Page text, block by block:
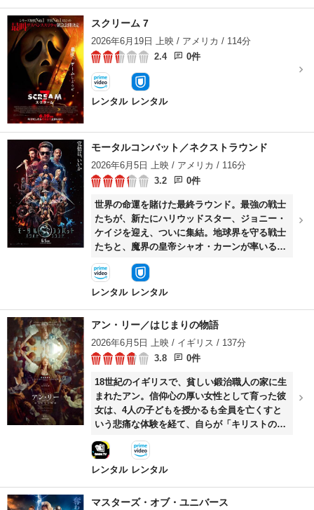
レムの攻撃により、クリプトが毒に侵されてし
まう。カーラは解毒剤を手に入れるべく、同じ
くクレムに家族を奪われた異星人の少女ルーシ
ーや凶暴な賞金稼ぎロボとともに、宇宙規模の
壮大な戦いに身を投じていく。
スクリーム 7
2026年6月19日 上映 / アメリカ / 114分
2.4
0件
レンタル レンタル
モータルコンバット／ネクストラウンド
2026年6月5日 上映 / アメリカ / 116分
3.2
0件
世界の命運を賭けた最終ラウンド。最強の戦士
たちが、新たにハリウッドスター、ジョニー・
ケイジを迎え、ついに集結。地球界を守る戦士
たちと、魔界の皇帝シャオ・カーンが率いる最
凶のファイターたち。二つの世界の命運を賭
け、両陣営の戦士たちが激突する究極の格闘大
会＜モータルコンバット＞。すべての戦士が揃
レンタル レンタル
アン・リー／はじまりの物語
2026年6月5日 上映 / イギリス / 137分
3.8
0件
18世紀のイギリスで、貧しい鍛治職人の家に生
まれたアン。信仰心の厚い女性として育った彼
女は、4人の子どもを授かるも全員を亡くすと
いう悲痛な体験を経て、自らが「キリストの女
性の姿の生まれ変わり」だという啓示を得る。
性別や人種の平等を説く彼女の生き方は多くの
人々をひきつけるが、その一方で反感や警戒を
て彼女はわずか8人の信徒とともにアメリカへ
レンタル レンタル
マスターズ・オブ・ユニバース